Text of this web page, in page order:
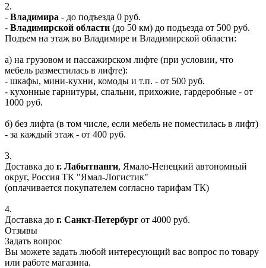
2.
- Владимира - до подъезда 0 руб.
- Владимирской области (до 50 км) до подъезда от 500 руб.
Подъем на этаж во Владимире и Владимирской области:
а) на грузовом и пассажирском лифте (при условии, что
мебель разместилась в лифте):
- шкафы, мини-кухни, комоды и т.п. - от 500 руб.
- кухонные гарнитуры, спальни, прихожие, гардеробные - от
1000 руб.
б) без лифта (в том числе, если мебель не поместилась в лифт)
- за каждый этаж - от 400 руб.
3.
Доставка до г. Лабытнанги, Ямало-Ненецкий автономный
округ, Россия ТК "Ямал-Логистик"
(оплачивается покупателем согласно тарифам ТК)
4.
Доставка до г. Санкт-Петербург от 4000 руб.
Отзывы
Задать вопрос
Вы можете задать любой интересующий вас вопрос по товару
или работе магазина.